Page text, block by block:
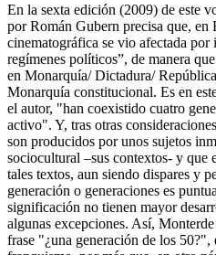
En la sexta edición (2009) de este
por Román Gubern precisa que, en
cinematográfica se vio afectada por
regímenes políticos”, de manera
en Monarquía/ Dictadura/
Monarquía constitucional. Es en
el autor, "han coexistido cuatro
activo". Y, tras otras
son producidos por unos sujetos
sociocultural –sus contextos- y que
tales textos, aun siendo dispares y
generación o generaciones es
significación no tienen mayor
algunas excepciones. Así,
frase "¿una generación de los 50?",